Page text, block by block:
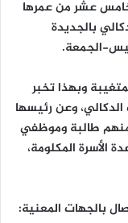
عشر من عمرها
بالجديدة
الجمعة.
وبهذا تخبر
الدكالي، وعن رئيسها
طالبة وموظفي
الأسرة المكلومة،
بالجهات المعنية: